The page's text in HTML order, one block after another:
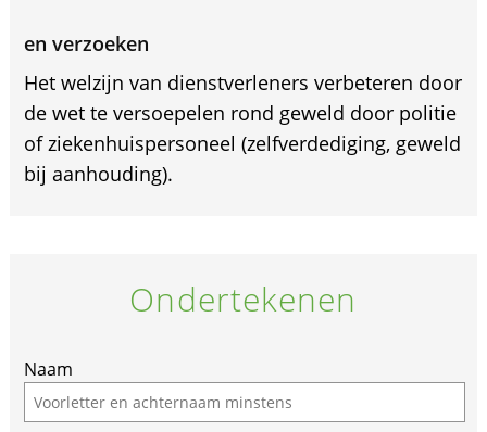
en verzoeken
Het welzijn van dienstverleners verbeteren door
de wet te versoepelen rond geweld door politie
of ziekenhuispersoneel (zelfverdediging, geweld
bij aanhouding).
Ondertekenen
Naam